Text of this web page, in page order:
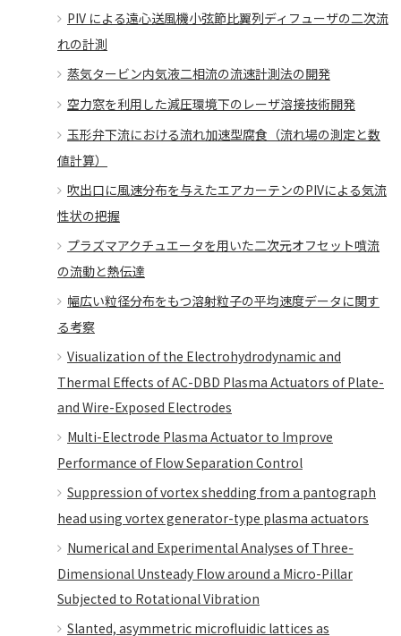
PIV による遠心送風機小弦節比翼列ディフューザの二次流
れの計測
蒸気タービン内気液二相流の流速計測法の開発
空力窓を利用した減圧環境下のレーザ溶接技術開発
玉形弁下流における流れ加速型腐食（流れ場の測定と数
値計算）
吹出口に風速分布を与えたエアカーテンのPIVによる気流
性状の把握
プラズマアクチュエータを用いた二次元オフセット噴流
の流動と熱伝達
幅広い粒径分布をもつ溶射粒子の平均速度データに関す
る考察
Visualization of the Electrohydrodynamic and
Thermal Effects of AC-DBD Plasma Actuators of Plate-
and Wire-Exposed Electrodes
Multi-Electrode Plasma Actuator to Improve
Performance of Flow Separation Control
Suppression of vortex shedding from a pantograph
head using vortex generator-type plasma actuators
Numerical and Experimental Analyses of Three-
Dimensional Unsteady Flow around a Micro-Pillar
Subjected to Rotational Vibration
Slanted, asymmetric microfluidic lattices as